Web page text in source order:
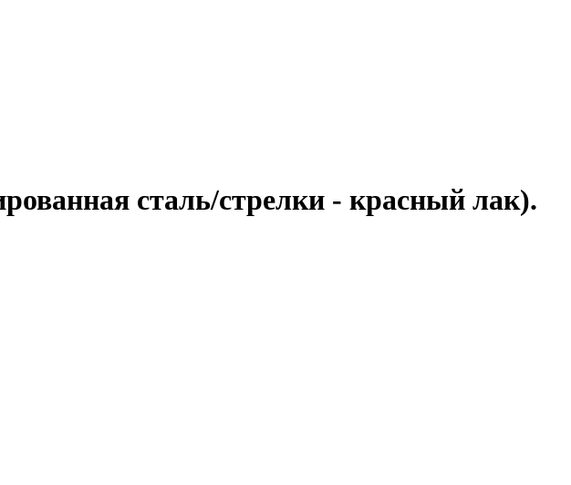
сталь/стрелки - красный лак).